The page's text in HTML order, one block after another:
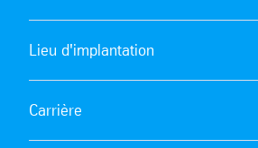
Lieu d'implantation
Carrière